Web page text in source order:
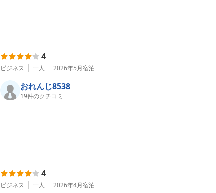
4
ビジネス 一人 2026年5月宿泊
おれんじ8538
19件のクチコミ
4
ビジネス 一人 2026年4月宿泊